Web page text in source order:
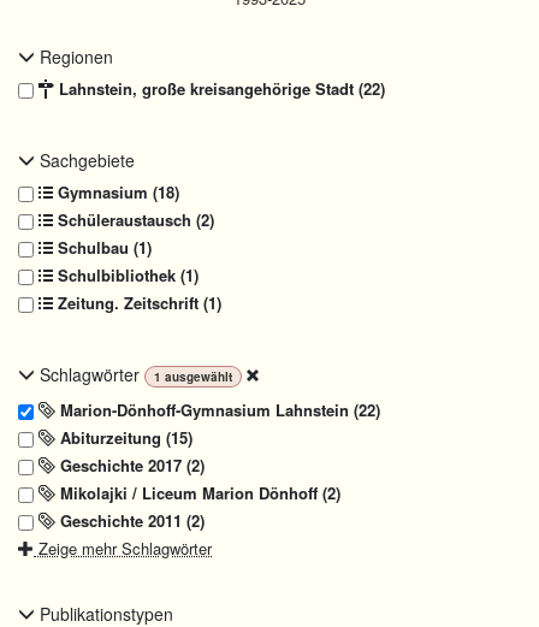
Regionen
Lahnstein, große kreisangehörige Stadt (22)
Sachgebiete
Gymnasium (18)
Schüleraustausch (2)
Schulbau (1)
Schulbibliothek (1)
Zeitung. Zeitschrift (1)
Schlagwörter 1 ausgewählt
Marion-Dönhoff-Gymnasium Lahnstein (22)
Abiturzeitung (15)
Geschichte 2017 (2)
Mikolajki / Liceum Marion Dönhoff (2)
Geschichte 2011 (2)
Zeige mehr Schlagwörter
Publikationstypen